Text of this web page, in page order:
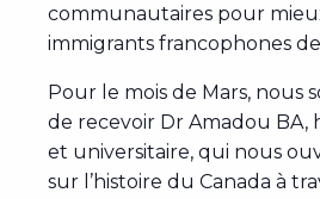
communautaires pour
immigrants francophones de
Pour le mois de Mars, nous
de recevoir Dr Amadou BA,
et universitaire, qui nous
sur l’histoire du Canada à